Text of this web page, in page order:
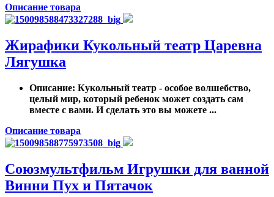
Описание товара
Жирафики Кукольный театр Царевна
Лягушка
Описание: Кукольный театр - особое волшебство,
целый мир, который ребенок может создать сам
вместе с вами. И сделать это вы можете ...
Описание товара
Союзмультфильм Игрушки для ванной
Винни Пух и Пятачок